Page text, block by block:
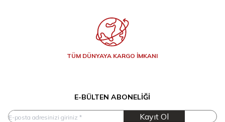
TÜM DÜNYAYA KARGO İMKANI
E-BÜLTEN ABONELIĞI
Kayıt Ol